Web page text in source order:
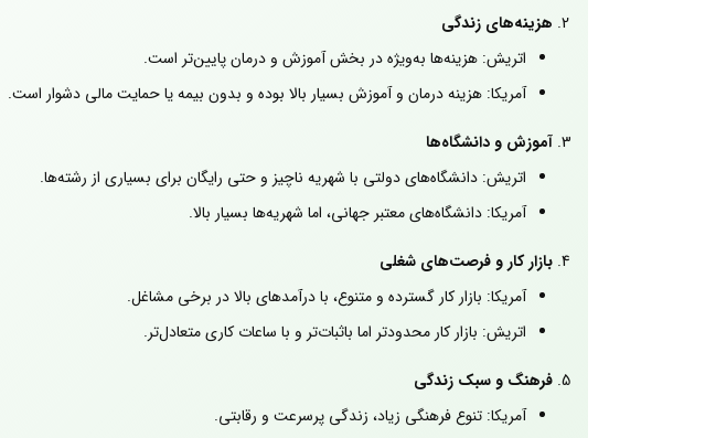
هزینه‌های زندگی
اتریش: هزینه‌ها به‌ویژه در بخش آموزش و درمان پایین‌تر است.
آمریکا: هزینه درمان و آموزش بسیار بالا بوده و بدون بیمه یا حمایت مالی دشوار است.
آموزش و دانشگاه‌ها
اتریش: دانشگاه‌های دولتی با شهریه ناچیز و حتی رایگان برای بسیاری از رشته‌ها.
آمریکا: دانشگاه‌های معتبر جهانی، اما شهریه‌ها بسیار بالا.
بازار کار و فرصت‌های شغلی
آمریکا: بازار کار گسترده و متنوع، با درآمدهای بالا در برخی مشاغل.
اتریش: بازار کار محدودتر اما باثبات‌تر و با ساعات کاری متعادل‌تر.
فرهنگ و سبک زندگی
آمریکا: تنوع فرهنگی زیاد، زندگی پرسرعت و رقابتی.